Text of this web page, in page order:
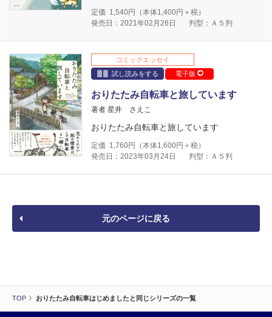
TOP おりたたみ自転車はじめましたと同じシリーズの一覧
定価 1,540円（本体1,400円＋税）
発売日：2021年02月26日
判型：Ａ５判
コミックエッセイ
試し読みをする
電子版
おりたたみ自転車と旅しています
著者 星井 さえこ
おりたたみ自転車と旅しています
定価 1,760円（本体1,600円＋税）
発売日：2023年03月24日
判型：Ａ５判
元のページに戻る